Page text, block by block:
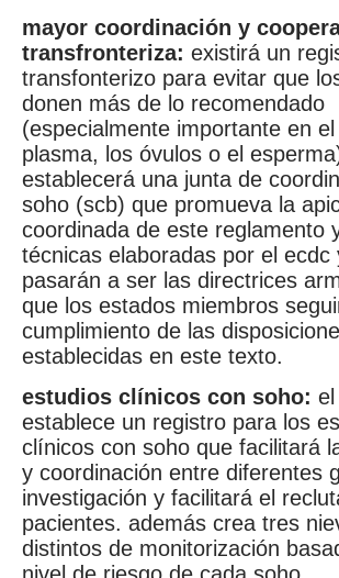
mayor coordinación y
transfronteriza: existirá un
transfonterizo para evitar que
donen más de lo recomendado
(especialmente importante en el
plasma, los óvulos o el
establecerá una junta de
soho (scb) que promueva la
coordinada de este reglamento
técnicas elaboradas por el ecdc
pasarán a ser las directrices
que los estados miembros
cumplimiento de las
establecidas en este texto.
estudios clínicos con soho:
establece un registro para los
clínicos con soho que facilitará
y coordinación entre diferentes
investigación y facilitará el
pacientes. además crea tres
distintos de monitorización